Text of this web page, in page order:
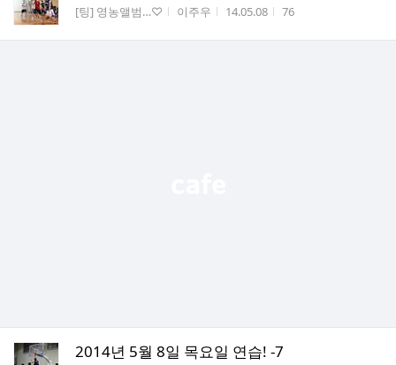
게시판명
[팅] 영농앨범…♡ 작성자
이주우 작성시간
14.05.08 조회수
76
2014년 5월 8일 목요일 연습! -7